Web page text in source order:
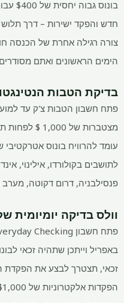
חדש והפקד ישירות – דרך
הימים הראשונים ואתם
בדיקת הטבות
לתושבים בקולורדו, אילינוי,
פנסילבניה, דרום דקוטה, מערב
וולס בדיקה יומיומית